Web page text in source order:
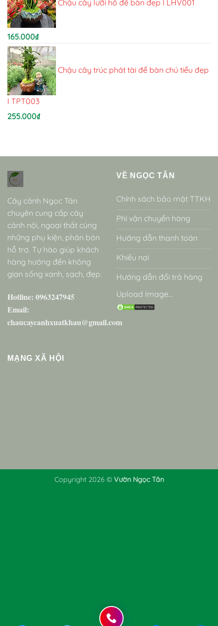
Chậu cây lưỡi hổ để bàn đẹp I LHV001
165.000₫
Chậu cây trúc phát tài để bàn chú tiểu đẹp
I TPT003
255.000₫
Cây cảnh Ngọc Tân
chuyên cung cấp cây
cảnh nội, ngoại thất cùng
những phụ kiện, phân bón
hỗ trợ. Tự hào giúp khách
hàng hướng đến không
gian sống xanh, sạch, đẹp.
Hotline: 0963247945
Email:
chaucaycanhxuatkhau@gmail.com
VỀ NGỌC TÂN
Chính sách bảo mật TTKH
Phí vận chuyển hàng
Hướng dẫn thanh toán
Khiếu nại
Hướng dẫn đổi trả hàng
Upload Image...
MẠNG XÃ HỘI
Copyright 2026 © Vườn Ngọc Tân